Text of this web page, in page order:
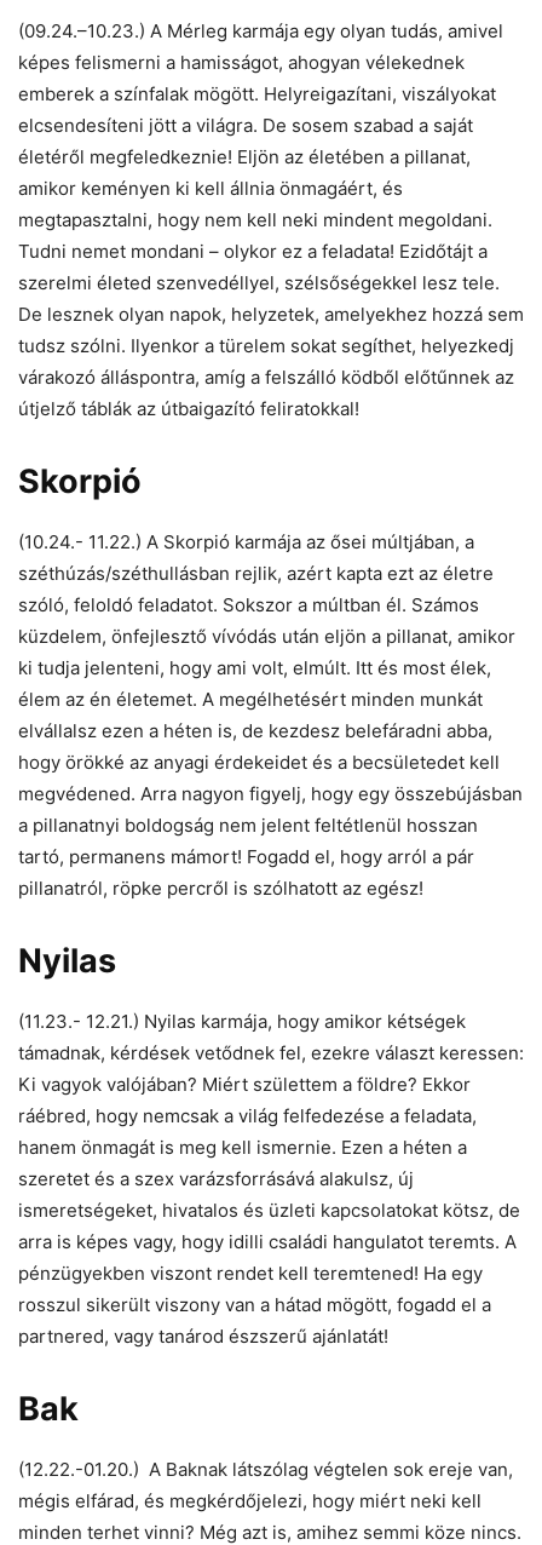
(09.24.–10.23.) A Mérleg karmája egy olyan tudás, amivel
képes felismerni a hamisságot, ahogyan vélekednek
emberek a színfalak mögött. Helyreigazítani, viszályokat
elcsendesíteni jött a világra. De sosem szabad a saját
életéről megfeledkeznie! Eljön az életében a pillanat,
amikor keményen ki kell állnia önmagáért, és
megtapasztalni, hogy nem kell neki mindent megoldani.
Tudni nemet mondani – olykor ez a feladata! Ezidőtájt a
szerelmi életed szenvedéllyel, szélsőségekkel lesz tele.
De lesznek olyan napok, helyzetek, amelyekhez hozzá sem
tudsz szólni. Ilyenkor a türelem sokat segíthet, helyezkedj
várakozó álláspontra, amíg a felszálló ködből előtűnnek az
útjelző táblák az útbaigazító feliratokkal!
Skorpió
(10.24.- 11.22.) A Skorpió karmája az ősei múltjában, a
széthúzás/széthullásban rejlik, azért kapta ezt az életre
szóló, feloldó feladatot. Sokszor a múltban él. Számos
küzdelem, önfejlesztő vívódás után eljön a pillanat, amikor
ki tudja jelenteni, hogy ami volt, elmúlt. Itt és most élek,
élem az én életemet. A megélhetésért minden munkát
elvállalsz ezen a héten is, de kezdesz belefáradni abba,
hogy örökké az anyagi érdekeidet és a becsületedet kell
megvédened. Arra nagyon figyelj, hogy egy összebújásban
a pillanatnyi boldogság nem jelent feltétlenül hosszan
tartó, permanens mámort! Fogadd el, hogy arról a pár
pillanatról, röpke percről is szólhatott az egész!
Nyilas
(11.23.- 12.21.) Nyilas karmája, hogy amikor kétségek
támadnak, kérdések vetődnek fel, ezekre választ keressen:
Ki vagyok valójában? Miért születtem a földre? Ekkor
ráébred, hogy nemcsak a világ felfedezése a feladata,
hanem önmagát is meg kell ismernie. Ezen a héten a
szeretet és a szex varázsforrásává alakulsz, új
ismeretségeket, hivatalos és üzleti kapcsolatokat kötsz, de
arra is képes vagy, hogy idilli családi hangulatot teremts. A
pénzügyekben viszont rendet kell teremtened! Ha egy
rosszul sikerült viszony van a hátad mögött, fogadd el a
partnered, vagy tanárod észszerű ajánlatát!
Bak
(12.22.-01.20.) A Baknak látszólag végtelen sok ereje van,
mégis elfárad, és megkérdőjelezi, hogy miért neki kell
minden terhet vinni? Még azt is, amihez semmi köze nincs.